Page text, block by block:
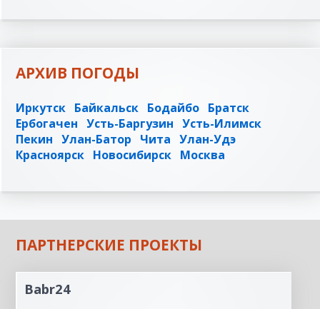
АРХИВ ПОГОДЫ
Иркутск Байкальск Бодайбо Братск
Ербогачен Усть-Баргузин Усть-Илимск
Пекин Улан-Батор Чита Улан-Удэ
Красноярск Новосибирск Москва
ПАРТНЕРСКИЕ ПРОЕКТЫ
Babr24